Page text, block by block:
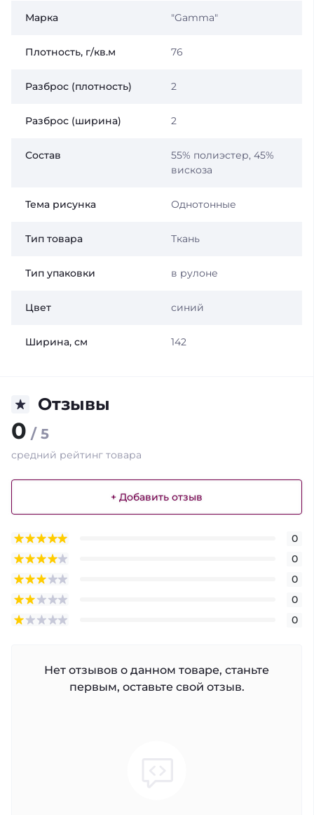
Марка "Gamma"
Плотность, г/кв.м 76
Разброс (плотность) 2
Разброс (ширина) 2
Состав
55% полиэстер, 45%
вискоза
Тема рисунка Однотонные
Тип товара Ткань
Тип упаковки в рулоне
Цвет синий
Ширина, см 142
Отзывы
0 / 5
средний рейтинг товара
+ Добавить отзыв
0
0
0
0
0
Нет отзывов о данном товаре, станьте
первым, оставьте свой отзыв.